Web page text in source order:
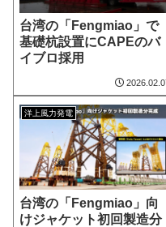
台湾の「Fengmiao」で
基礎杭設置にCAPEのバ
イブロ採用
洋上風力発電
台湾の「Fengmiao」向
けジャケット初回製造分